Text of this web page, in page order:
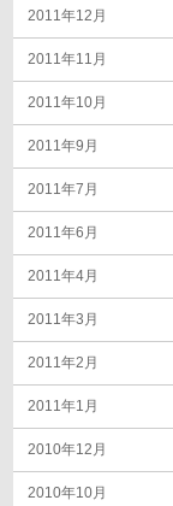
2011年12月
2011年11月
2011年10月
2011年9月
2011年7月
2011年6月
2011年4月
2011年3月
2011年2月
2011年1月
2010年12月
2010年10月